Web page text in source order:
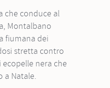
Montalbano
fiumana dei
stretta contro
nera che
a Natale.